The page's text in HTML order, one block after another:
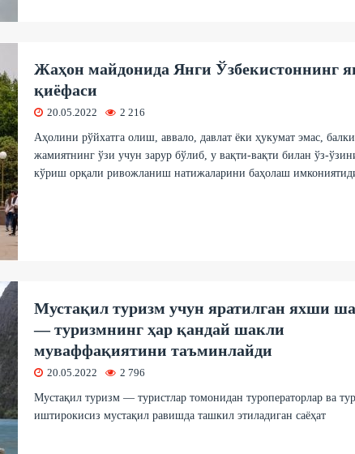
Жаҳон майдонида Янги Ўзбекистоннинг
қиёфаси
20.05.2022 2 216
Аҳолини рўйхатга олиш, аввало, давлат ёки ҳукумат эмас, балки
жамиятнинг ўзи учун зарур бўлиб, у вақти-вақти билан ўз-
кўриш орқали ривожланиш натижаларини баҳолаш
Мустақил туризм учун яратилган яхши
— туризмнинг ҳар қандай шакли
муваффақиятини таъминлайди
20.05.2022 2 796
Мустақил туризм — туристлар томонидан туроператорлар ва
иштирокисиз мустақил равишда ташкил этиладиган саёҳат